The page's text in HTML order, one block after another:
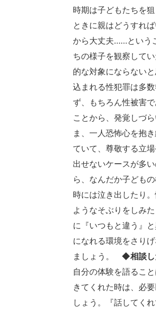
時期は子どもたちを
ときに親はどうすれ
から大丈夫……という
ちの様子を観察して
的な対象にならない
込まれる性犯罪は多
ず、もちろん性被害
ことから、発覚しづ
ま、一人恐怖心を抱
ていて、尊敬する立
出せないケースが多
ら、なんだか子ども
時には泣き出したり
ようなそぶりをしみ
に『いつもと違う』
になれる環境をさり
ましょう。 ◆相談し
自分の体験を語るこ
きてくれた時は、必
しょう。『話してく